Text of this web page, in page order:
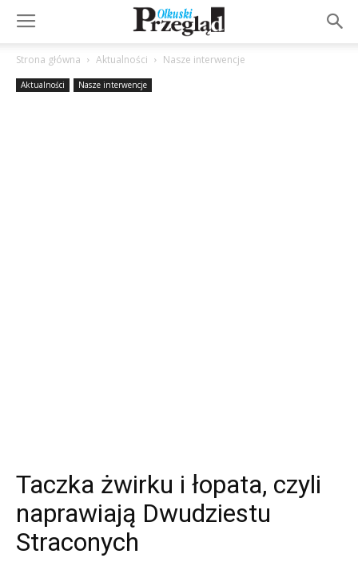
Strona główna Aktualności Nasze interwencje
Aktualności Nasze interwencje
Taczka żwirku i łopata, czyli
naprawiają Dwudziestu
Straconych